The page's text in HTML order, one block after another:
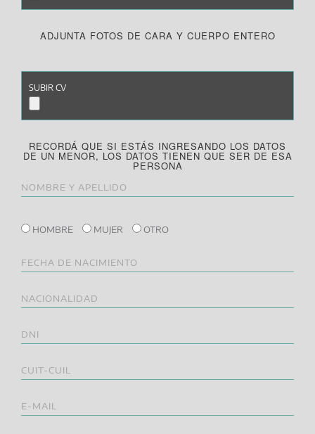
ADJUNTA FOTOS DE CARA Y CUERPO ENTERO
SUBIR CV
RECORDÁ QUE SI ESTÁS INGRESANDO LOS DATOS
DE UN MENOR, LOS DATOS TIENEN QUE SER DE ESA
PERSONA
HOMBRE MUJER OTRO